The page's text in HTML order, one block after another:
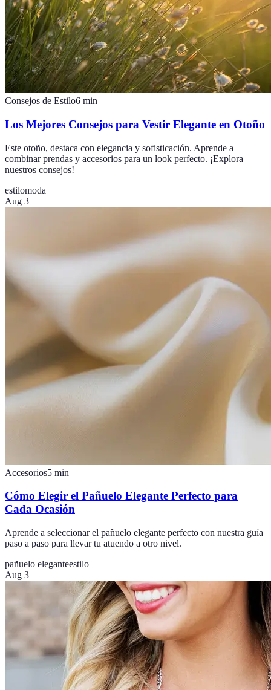
Consejos de Estilo6 min
Los Mejores Consejos para Vestir Elegante en Otoño
Este otoño, destaca con elegancia y sofisticación. Aprende a
combinar prendas y accesorios para un look perfecto. ¡Explora
nuestros consejos!
estilomoda
Aug 3
Accesorios5 min
Cómo Elegir el Pañuelo Elegante Perfecto para
Cada Ocasión
Aprende a seleccionar el pañuelo elegante perfecto con nuestra guía
paso a paso para llevar tu atuendo a otro nivel.
pañuelo eleganteestilo
Aug 3